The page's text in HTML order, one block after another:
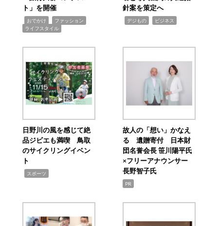
ト」を開催
おでかけ ファッション
ライフスタイル
針案を策定へ
デジもの ビジネス
日野川の風を感じて絶
品ジビエも満喫 鳥取
のサイクリングイベン
ト
スポーツ
故人の「想い」かなえ
る 遺贈寄付 日本財
団名誉会長 笹川陽平氏
×フリーアナウンサー
長野智子氏
PR